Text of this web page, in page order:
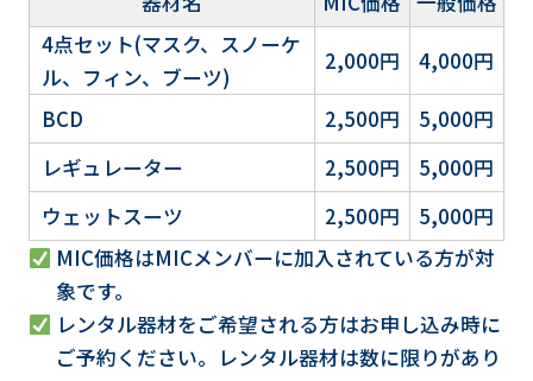
4点セット(マスク、スノーケ
ル、フィン、ブーツ)
2,000円 4,000円
BCD 2,500円
5,000円
レギュレーター
2,500円
5,000円
ウェットスーツ
2,500円
5,000円
MIC価格はMICメンバーに加入されている方が対
象です。
レンタル器材をご希望される方はお申し込み時に
ご予約ください。レンタル器材は数に限りがあり